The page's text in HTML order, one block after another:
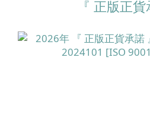
『 正版正貨